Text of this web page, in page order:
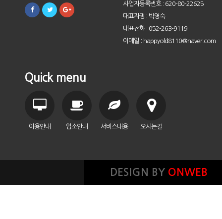
사업자등록번호 : 620-80-22625
대표자명 : 박영숙
대표전화 : 052-263-9119
이메일 : happyold8110@naver.com
Quick menu
이용안내 입소안내 서비스내용 오시는길
DESIGN BY ONWEB